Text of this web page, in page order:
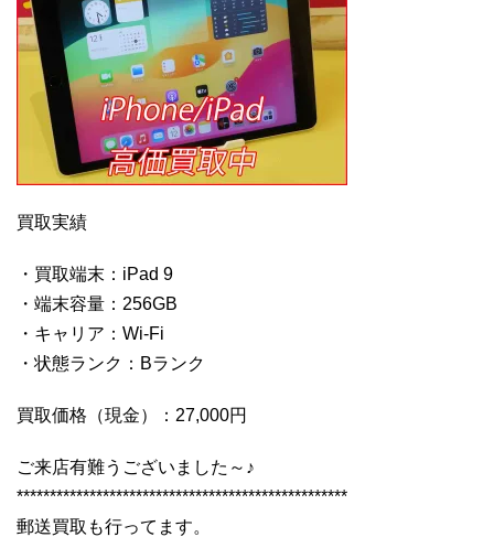
買取実績
・買取端末：iPad 9
・端末容量：256GB
・キャリア：Wi-Fi
・状態ランク：Bランク
買取価格（現金）：27,000円
ご来店有難うございました～♪
**************************************************
郵送買取も行ってます。